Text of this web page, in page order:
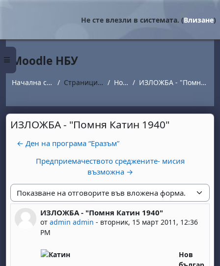
Страничен панел
Не сте влезли в системата. (Влизане)
Moodle НБУ
Начална страница Страници от сайта Новини ИЗЛОЖБА - "Помня Катин 1940"
ИЗЛОЖБА - "Помня Катин 1940"
← Ден на програма “Eразъм”
Предприемачеството среджените- мисия
възможна →
Начин на показване
ИЗЛОЖБА - "Помня Катин 1940"
от admin admin - вторник, 15 март 2011, 12:36
PM
Number of replies: 0
Нов